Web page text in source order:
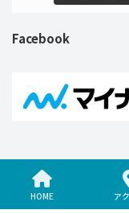
Facebook
Copyright ©
HOME ア